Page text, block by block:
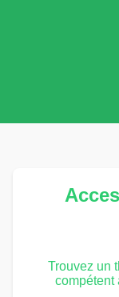
Trouvez un
compétent